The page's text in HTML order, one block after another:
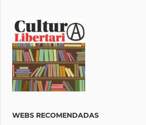
WEBS RECOMENDADAS